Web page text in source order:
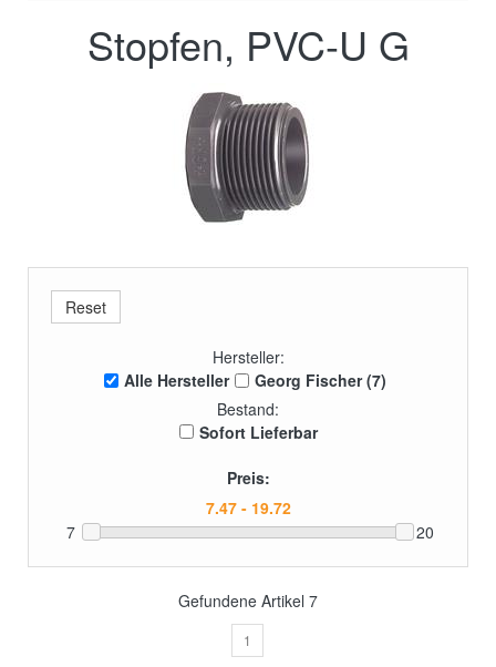
Stopfen, PVC-U G
Hersteller:
Alle Hersteller
Georg Fischer (7)
Bestand:
Sofort Lieferbar
Preis:
7 20
Gefundene Artikel 7
1